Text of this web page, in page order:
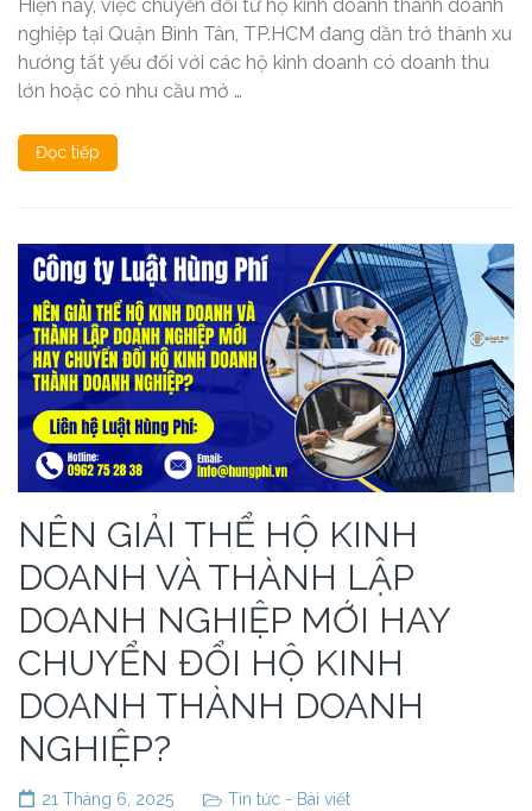
Hiện nay, việc chuyển đổi từ hộ kinh doanh thành doanh
nghiệp tại Quận Bình Tân, TP.HCM đang dần trở thành xu
hướng tất yếu đối với các hộ kinh doanh có doanh thu
lớn hoặc có nhu cầu mở …
Đọc tiếp
NÊN GIẢI THỂ HỘ KINH
DOANH VÀ THÀNH LẬP
DOANH NGHIỆP MỚI HAY
CHUYỂN ĐỔI HỘ KINH
DOANH THÀNH DOANH
NGHIỆP?
21 Tháng 6, 2025
Tin tức - Bài viết